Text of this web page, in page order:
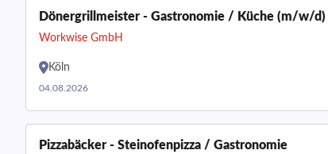
Dönergrillmeister - Gastronomie / Küche (m/w/d)
Workwise GmbH
Köln
04.08.2026
Pizzabäcker - Steinofenpizza / Gastronomie